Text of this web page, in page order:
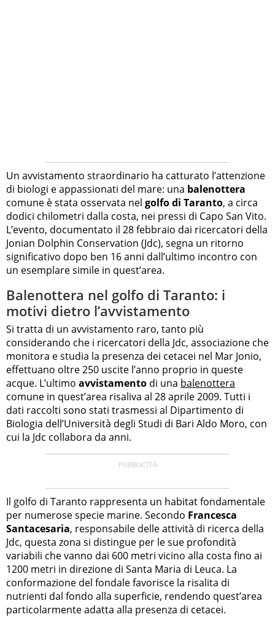
Un avvistamento straordinario ha catturato l’attenzione
di biologi e appassionati del mare: una balenottera
comune è stata osservata nel golfo di Taranto, a circa
dodici chilometri dalla costa, nei pressi di Capo San Vito.
L’evento, documentato il 28 febbraio dai ricercatori della
Jonian Dolphin Conservation (Jdc), segna un ritorno
significativo dopo ben 16 anni dall’ultimo incontro con
un esemplare simile in quest’area.
Balenottera nel golfo di Taranto: i
motivi dietro l’avvistamento
Si tratta di un avvistamento raro, tanto più
considerando che i ricercatori della Jdc, associazione che
monitora e studia la presenza dei cetacei nel Mar Jonio,
effettuano oltre 250 uscite l’anno proprio in queste
acque. L’ultimo avvistamento di una balenottera
comune in quest’area risaliva al 28 aprile 2009. Tutti i
dati raccolti sono stati trasmessi al Dipartimento di
Biologia dell’Università degli Studi di Bari Aldo Moro, con
cui la Jdc collabora da anni.
Il golfo di Taranto rappresenta un habitat fondamentale
per numerose specie marine. Secondo Francesca
Santacesaria, responsabile delle attività di ricerca della
Jdc, questa zona si distingue per le sue profondità
variabili che vanno dai 600 metri vicino alla costa fino ai
1200 metri in direzione di Santa Maria di Leuca. La
conformazione del fondale favorisce la risalita di
nutrienti dal fondo alla superficie, rendendo quest’area
particolarmente adatta alla presenza di cetacei.